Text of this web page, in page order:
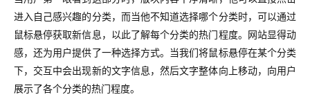
进入自己感兴趣的分类，而当他不知道选择哪个分类时，可以通过
鼠标悬停获取新信息，以此了解每个分类的热门程度。网站显得动
感，还为用户提供了一种选择方式。当我们将鼠标悬停在某个分类
下，交互中会出现新的文字信息，然后文字整体向上移动，向用户
展示了各个分类的热门程度。